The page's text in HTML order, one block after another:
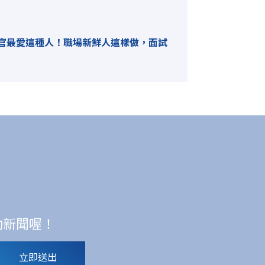
最愛這種人！職場新鮮人這樣做，面試
聞喔！
立即送出